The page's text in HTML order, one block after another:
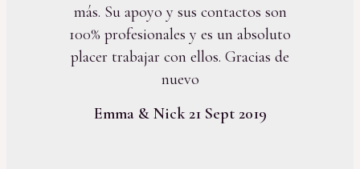
más. Su apoyo y sus contactos son
100% profesionales y es un absoluto
placer trabajar con ellos. Gracias de
nuevo
Emma & Nick 21 Sept 2019